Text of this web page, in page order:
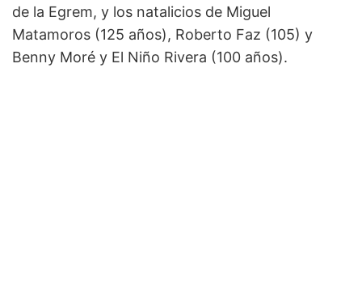
de la Egrem, y los natalicios de Miguel
Matamoros (125 años), Roberto Faz (105) y
Benny Moré y El Niño Rivera (100 años).